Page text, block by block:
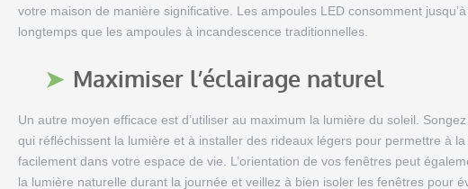
votre maison de manière significative. Les ampoules LED consomment
longtemps que les ampoules à incandescence traditionnelles.
Maximiser l’éclairage naturel
Un autre moyen efficace est d’utiliser au maximum la lumière du soleil.
qui réfléchissent la lumière et à installer des rideaux légers pour permettre à
facilement dans votre espace de vie. L’orientation de vos fenêtres peut
la lumière naturelle durant la journée et veillez à bien isoler les fenêtres pour